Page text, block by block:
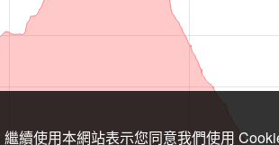
續使用本網站表示您同意我們使用